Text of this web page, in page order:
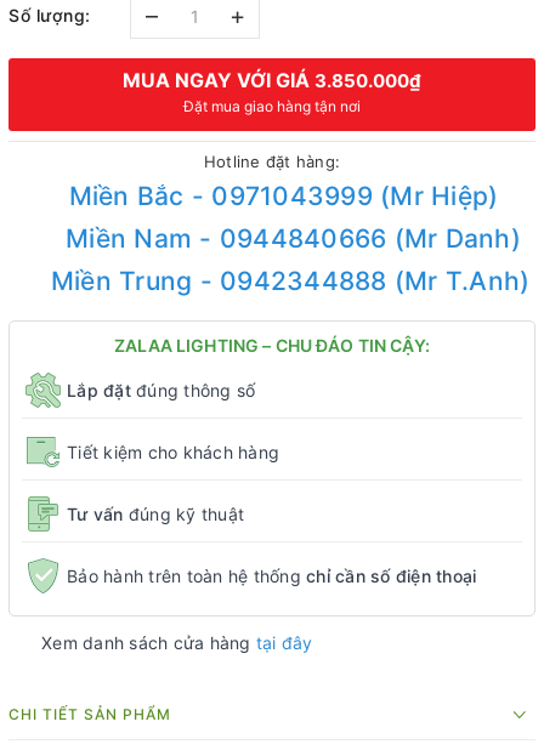
Số lượng: – +
MUA NGAY VỚI GIÁ 3.850.000₫
Đặt mua giao hàng tận nơi
Hotline đặt hàng:
Miền Bắc - 0971043999 (Mr Hiệp)
Miền Nam - 0944840666 (Mr Danh)
Miền Trung - 0942344888 (Mr T.Anh)
ZALAA LIGHTING – CHU ĐÁO TIN CẬY:
Lắp đặtđúng thông số
Tiết kiệm cho khách hàng
Tư vấn đúng kỹ thuật
Bảo hành trên toàn hệ thống chỉ cần số điện thoại
Xem danh sách cửa hàng tại đây
CHI TIẾT SẢN PHẨM